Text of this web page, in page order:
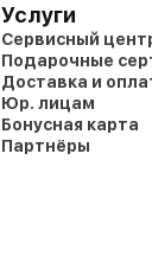
Услуги
Сервисный
Подарочные
Доставка и
Юр. лицам
Бонусная карта
Партнёры